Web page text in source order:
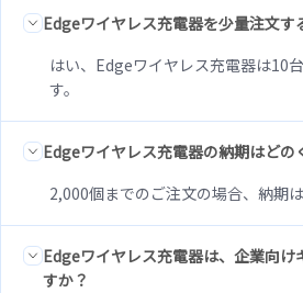
Edgeワイヤレス充電器を少量注文す
はい、Edgeワイヤレス充電器は10
す。
Edgeワイヤレス充電器の納期はどの
2,000個までのご注文の場合、納期は
Edgeワイヤレス充電器は、企業向け
すか？